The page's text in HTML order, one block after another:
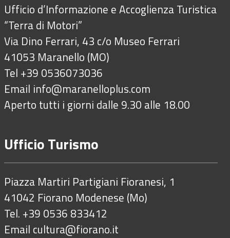
Ufficio d’Informazione e Accoglienza Turistica
“Terra di Motori”
Via Dino Ferrari, 43 c/o Museo Ferrari
41053 Maranello (MO)
Tel +39 0536073036
Email info@maranelloplus.com
Aperto tutti i giorni dalle 9.30 alle 18.00
Ufficio Turismo
Piazza Martiri Partigiani Fioranesi, 1
41042 Fiorano Modenese (Mo)
Tel. +39 0536 833412
Email cultura@fiorano.it